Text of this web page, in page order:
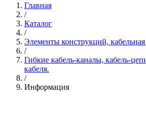
Главная
/
Каталог
/
Элементы конструкций,
/
Гибкие кабель-каналы, кабель-
кабеля.
/
Информация